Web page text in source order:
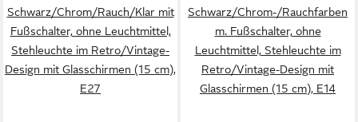
Schwarz/Chrom/Rauch/Klar mit
Fußschalter, ohne Leuchtmittel,
Stehleuchte im Retro/Vintage-
Design mit Glasschirmen (15 cm),
E27
Schwarz/Chrom-/Rauchfarben
m. Fußschalter, ohne
Leuchtmittel, Stehleuchte im
Retro/Vintage-Design mit
Glasschirmen (15 cm), E14